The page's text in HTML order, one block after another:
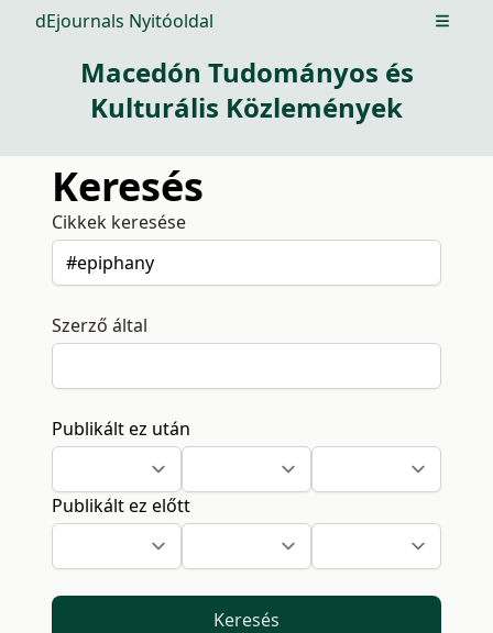
dEjournals Nyitóoldal Open
Macedón Tudományos és
Kulturális Közlemények
Keresés
Cikkek keresése
Szerző által
Publikált ez után
Publikált ez előtt
Keresés